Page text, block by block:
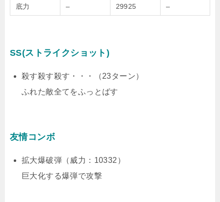
底力 – 29925 –
SS(ストライクショット)
殺す殺す殺す・・・（23ターン）
ふれた敵全てをふっとばす
友情コンボ
拡大爆破弾（威力：10332）
巨大化する爆弾で攻撃